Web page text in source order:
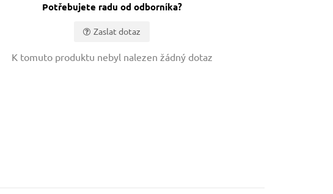
Potřebujete radu od odborníka?
Zaslat dotaz
K tomuto produktu nebyl nalezen žádný dotaz